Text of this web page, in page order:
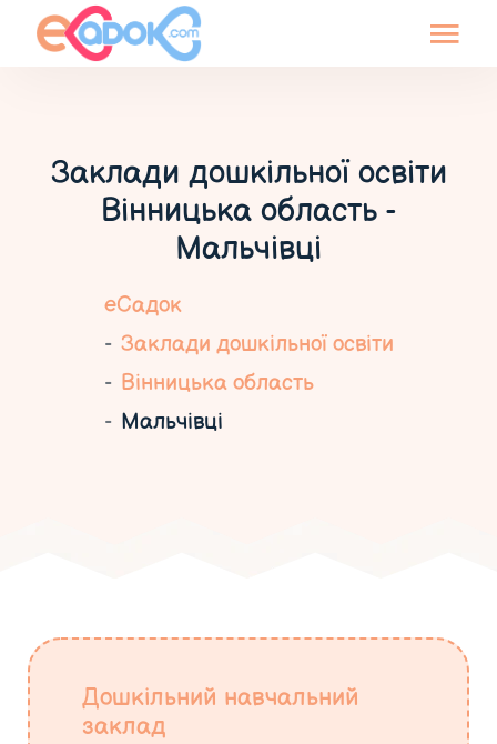
Заклади дошкільної освіти
Вінницька область -
Мальчівці
еСадок
Заклади дошкільної освіти
Вінницька область
Мальчівці
Дошкільний навчальний
заклад